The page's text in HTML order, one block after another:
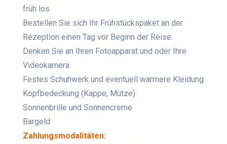
früh los.
Bestellen Sie sich Ihr Frühstückspaket an der
Rezeption einen Tag vor Beginn der Reise.
Denken Sie an Ihren Fotoapparat und oder Ihre
Videokamera
Festes Schuhwerk und eventuell wärmere Kleidung
Kopfbedeckung (Kappe, Mütze)
Sonnenbrille und Sonnencreme
Bargeld
Zahlungsmodalitäten: